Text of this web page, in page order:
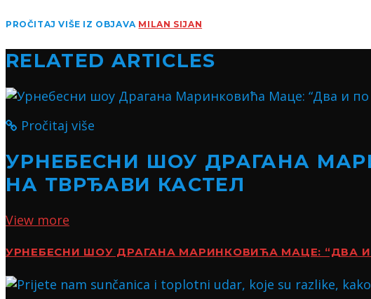
PROČITAJ VIŠE IZ OBJAVA MILAN SIJAN
RELATED ARTICLES
Pročitaj više
УРНЕБЕСНИ ШОУ ДРАГАНА
НА ТВРЂАВИ КАСТЕЛ
View more
УРНЕБЕСНИ ШОУ ДРАГАНА МАРИНКОВИЋА МАЦЕ: “ДВА